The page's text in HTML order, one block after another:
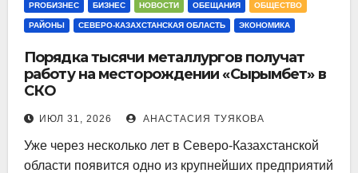
PROБИЗНЕС БИЗНЕС НОВОСТИ ОБЕЩАНИЯ ОБЩЕСТВО
РАЙОНЫ СЕВЕРО-КАЗАХСТАНСКАЯ ОБЛАСТЬ ЭКОНОМИКА
Порядка тысячи металлургов получат
работу на месторождении «Сырымбет» в
СКО
ИЮЛ 31, 2026 АНАСТАСИЯ ТУЯКОВА
Уже через несколько лет в Северо-Казахстанской
области появится одно из крупнейших предприятий